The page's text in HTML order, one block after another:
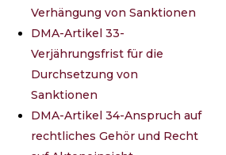
Verhängung von Sanktionen
DMA-Artikel 33-
Verjährungsfrist für die
Durchsetzung von
Sanktionen
DMA-Artikel 34-Anspruch auf
rechtliches Gehör und Recht